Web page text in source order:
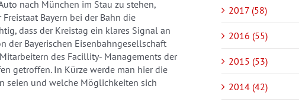
nach München im Stau zu stehen,
Bayern bei der Bahn die
dass der Kreistag ein klares Signal an
der Bayerischen Eisenbahngesellschaft
des Facillity- Managements der
getroffen. In Kürze werde man hier die
seien und welche Möglichkeiten sich
2017 (58)
2016 (55)
2015 (53)
2014 (42)